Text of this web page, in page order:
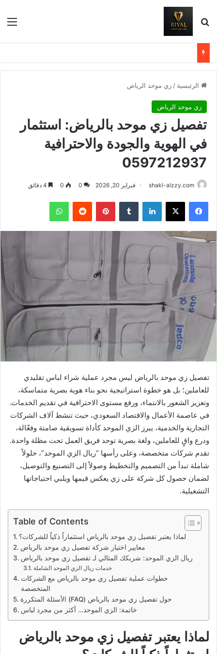
بحث عن
الرئيسية / زي موحد الرياض
زي موحد الرياض
تفصيل زي موحد بالرياض: استثمار
في الهوية والجودة والاحترافية
0597212937
shakl-alzzy.com فبراير 20, 2026 0
0
فيسبوك X لينكدإن بينتيريست واتساب
تفصيل زي موحد بالرياض ليس مجرد عملية شراء لباس تقليدي
للعاملين؛ بل هو خطوة استراتيجية نحو بناء هوية بصرية متماسكة،
وتعزيز الشعور بالانتماء، ورفع مستوى الاحترافية في تقديم الخدمات.
في عاصمة الأعمال والاقتصاد السعودي، حيث تنشط آلاف الشركات
التجارية والخدمية، يبرز الزي الموحد كأداة تسويقية صامتة وفعّالة،
ودرع واقٍ للعاملين، ولغة بصرية توحد فريق العمل تحت مظلة واحدة.
تقدم شركات متخصصة، وعلى رأسها “ريال الزي الموحد”، حلولاً
شاملة تبدأ من التصميم والتخطيط وصولاً إلى التصنيع والتوصيل،
لضمان حصول كل شركة على زي يعكس قيمها ويلبي احتياجاتها
التشغيلية.
Table of Contents
لماذا يعتبر تفصيل زي موحد بالرياض استثماراً ذكياً للشركات؟
معايير اختيار شركة تفصيل زي موحد بالرياض
ريال الزي الموحد: شريكك المثالي لـ تفصيل زي موحد بالرياض
خدمات ريال الزي الموحد الشاملة
خطوات عملية تفصيل زي موحد بالرياض مع الشركات
المتخصصة
الأسئلة المتكررة (FAQ) حول تفصيل زي موحد بالرياض
خاتمة: الزي الموحد… أكثر من مجرد لباس
لماذا يعتبر تفصيل زي موحد بالرياض